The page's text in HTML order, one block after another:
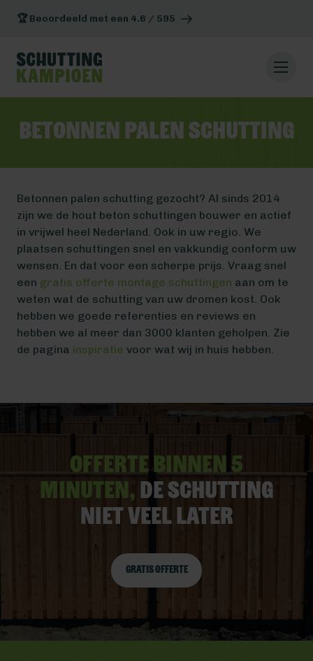
🏆 Beoordeeld met een 4.6 / 595
Betonnen palen schutting
Betonnen palen schutting gezocht? Al sinds 2014
zijn we de hout beton schuttingen bouwer en actief
in vrijwel heel Nederland. Ook in uw regio. We
plaatsen schuttingen snel en vakkundig conform uw
wensen. En dat voor een scherpe prijs. Vraag snel
een gratis offerte montage schuttingen aan om te
weten wat de schutting van uw dromen kost. Ook
hebben we goede referenties en reviews en
hebben we al meer dan 3000 klanten geholpen. Zie
de pagina inspiratie voor wat wij in huis hebben.
Offerte binnen 5
minuten, De schutting
niet veel later
Gratis offerte